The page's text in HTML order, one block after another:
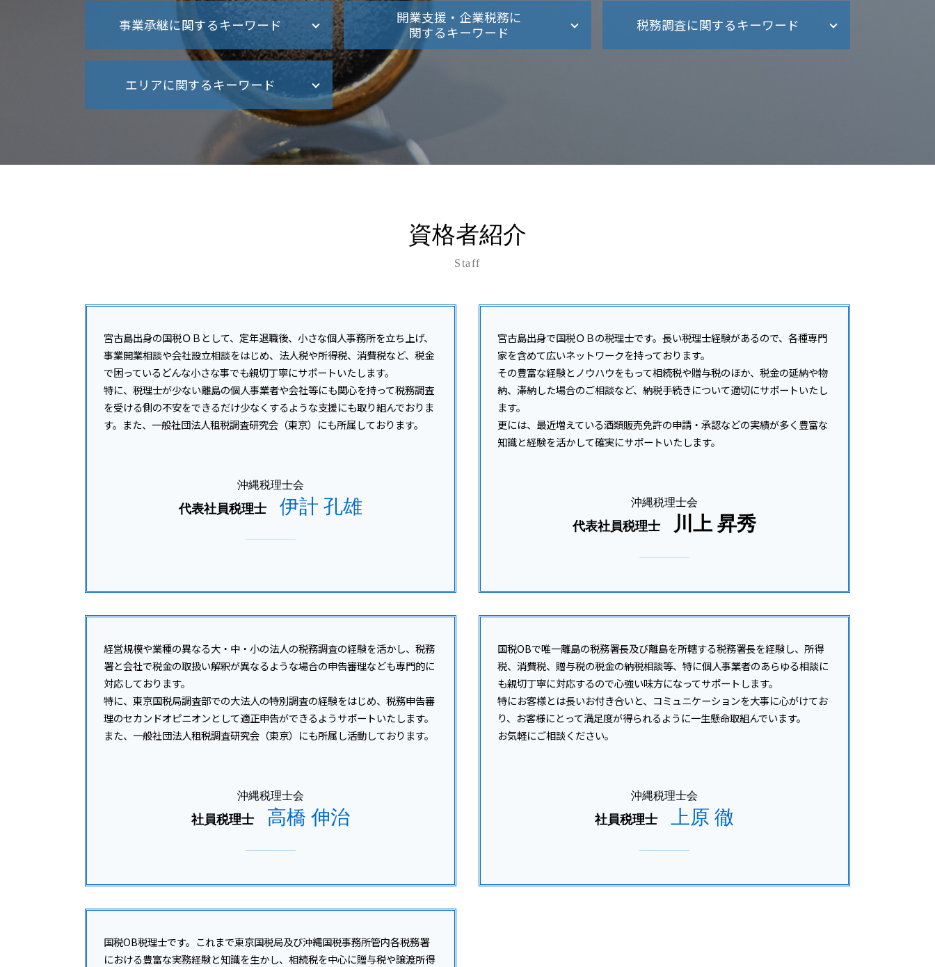
法人税とは何か
法人税
賃上げ促進税制 中小企業
法人税 中間納付
法人税法施行令
交際費 損金不算入
法人税 赤字の場合
所得税 障害者控除
所得税 0円 確定申告 住民税
所得税 対策
所得税 売上計上時期
所得税法
所得税 上乗せ
所得税 確定申告
所得税法施行令
所得税 0円 理由
所得税 って
所得税法基本通達
所得税 対象
副業 所得税 いくら から
税務顧問 給与
税務顧問 経費
事業承継に関するキーワード
事業承継 贈与税 免除
事業承継 m&a 補助金
m&a メリット デメリット
事業承継税制
事業承継 個人事業主
事業承継 種類
事業承継 相続対策
事業承継 生前贈与
事業承継税制 親族外 デメリット
開業支援・企業税務に
関するキーワード
起業 資金調達 個人
資金調達 個人保証
開業支援 会社
資金調達 方法 法人
開業支援 コンサル
資金調達 方法 スタートアップ
開業支援 クリニック
開業支援 助成金
資金調達 方法 個人
資金調達
資金調達 融資 違い
法人化 タイミング
個人事業主 法人化 メリット
資金調達 個人向け
資金調達 とは
会社設立 助成金
税務調査に関するキーワード
税務調査
税務調査 いつ
税務調査 事前通知後 修正申告
税務調査 事前通知 チェック表
税務調査 内容
税務調査 個人事業主
エリアに関するキーワード
那覇市 法人税 相談
税務相談 沖縄県
沖縄離島 開業支援
宜野湾市 所得税 相談
沖縄離島 法人税 相談
宮古島市 資金調達支援
南風原町 所得税 相談
沖縄本島 企業税務
沖縄市 開業支援
資格者紹介
Staff
宮古島出身の国税ＯＢとして、定年退職後、小さな個人事務所を立ち上げ、
事業開業相談や会社設立相談をはじめ、法人税や所得税、消費税など、税金
で困っているどんな小さな事でも親切丁寧にサポートいたします。
特に、税理士が少ない離島の個人事業者や会社等にも関心を持って税務調査
を受ける側の不安をできるだけ少なくするような支援にも取り組んでおりま
す。また、一般社団法人租税調査研究会（東京）にも所属しております。
沖縄税理士会
代表社員税理士 伊計 孔雄
宮古島出身で国税ＯＢの税理士です。長い税理士経験があるので、各種専門
家を含めて広いネットワークを持っております。
その豊富な経験とノウハウをもって相続税や贈与税のほか、税金の延納や物
納、滞納した場合のご相談など、納税手続きについて適切にサポートいたし
ます。
更には、最近増えている酒類販売免許の申請・承認などの実績が多く豊富な
知識と経験を活かして確実にサポートいたします。
沖縄税理士会
代表社員税理士 川上 昇秀
経営規模や業種の異なる大・中・小の法人の税務調査の経験を活かし、税務
署と会社で税金の取扱い解釈が異なるような場合の申告審理なども専門的に
対応しております。
特に、東京国税局調査部での大法人の特別調査の経験をはじめ、税務申告審
理のセカンドオピニオンとして適正申告ができるようサポートいたします。
また、一般社団法人租税調査研究会（東京）にも所属し活動しております。
沖縄税理士会
社員税理士 高橋 伸治
国税OBで唯一離島の税務署長及び離島を所轄する税務署長を経験し、所得
税、消費税、贈与税の税金の納税相談等、特に個人事業者のあらゆる相談に
も親切丁寧に対応するので心強い味方になってサポートします。
特にお客様とは長いお付き合いと、コミュニケーションを大事に心がけてお
り、お客様にとって満足度が得られるように一生懸命取組んでいます。
お気軽にご相談ください。
沖縄税理士会
社員税理士 上原 徹
国税OB税理士です。これまで東京国税局及び沖縄国税事務所管内各税務署
における豊富な実務経験と知識を生かし、相続税を中心に贈与税や譲渡所得